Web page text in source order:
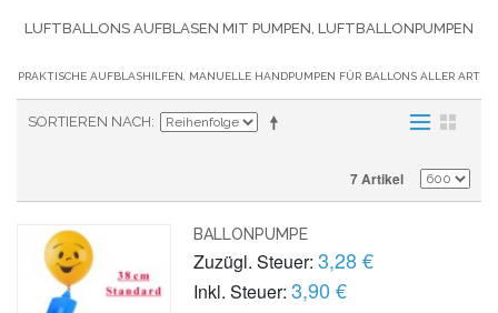
LUFTBALLONS AUFBLASEN MIT PUMPEN, LUFTBALLONPUMPEN
PRAKTISCHE AUFBLASHILFEN, MANUELLE HANDPUMPEN FÜR BALLONS ALLER ART
SORTIEREN NACH
7 Artikel
BALLONPUMPE
Zuzügl. Steuer: 3,28 €
Inkl. Steuer: 3,90 €